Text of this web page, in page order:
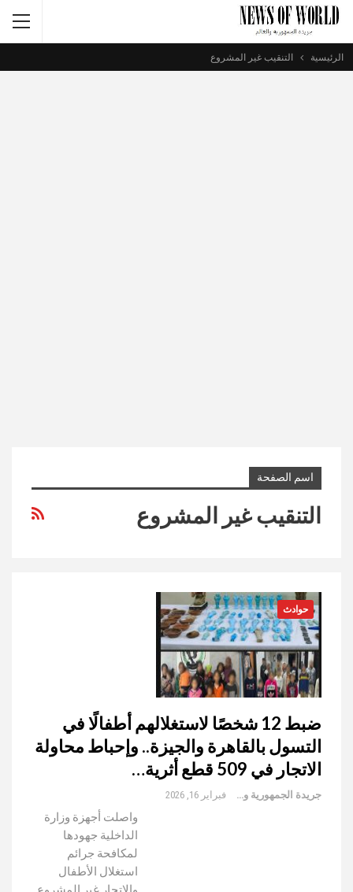
الرئيسية التنقيب غير المشروع
اسم الصفحة
التنقيب غير المشروع
حوادث
ضبط 12 شخصًا لاستغلالهم أطفالًا في
التسول بالقاهرة والجيزة.. وإحباط محاولة
الاتجار في 509 قطع أثرية…
جريدة الجمهورية والعالم فبراير 16, 2026
واصلت أجهزة وزارة
الداخلية جهودها
لمكافحة جرائم
استغلال الأطفال